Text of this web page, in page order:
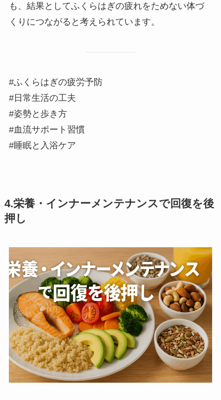
も、結果としてふくらはぎの疲れをためない体づ
くりにつながると考えられています。
#ふくらはぎの疲労予防
#日常生活の工夫
#姿勢と歩き方
#血流サポート習慣
#睡眠と入浴ケア
4.栄養・インナーメンテナンスで回復を後
押し